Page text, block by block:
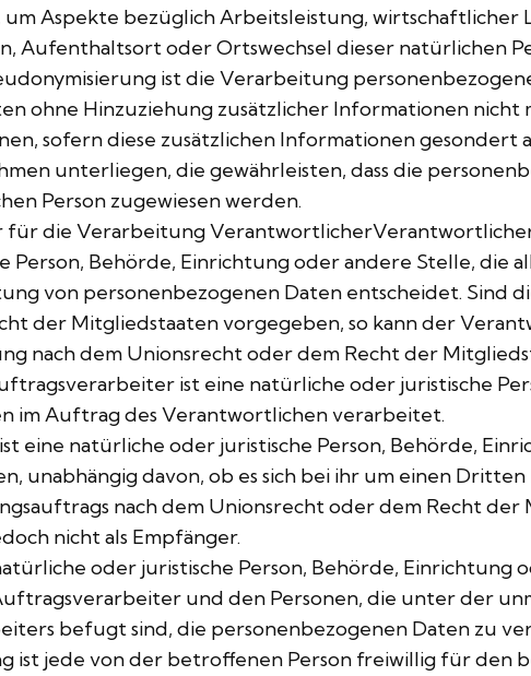
Aspekte bezüglich Arbeitsleistung, wirtschaftlicher
Aufenthaltsort oder Ortswechsel dieser natürlichen
ist die Verarbeitung
ohne Hinzuziehung zusätzlicher Informationen
sofern diese zusätzlichen Informationen
unterliegen, die gewährleisten, dass die
Person zugewiesen werden.
die Verarbeitung
Person, Behörde, Einrichtung oder andere Stelle, die
von personenbezogenen Daten entscheidet. Sind
der Mitgliedstaaten vorgegeben, so kann der
nach dem Unionsrecht oder dem Recht der
ist eine natürliche oder juristische
im Auftrag des Verantwortlichen verarbeitet.
eine natürliche oder juristische Person, Behörde,
unabhängig davon, ob es sich bei ihr um einen
nach dem Unionsrecht oder dem Recht
nicht als Empfänger.
oder juristische Person, Behörde, Einrichtung
und den Personen, die unter der
befugt sind, die personenbezogenen Daten zu
ist jede von der betroffenen Person freiwillig für den